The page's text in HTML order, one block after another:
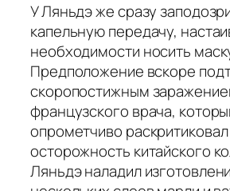
У Ляньдэ же сразу
капельную передачу,
необходимости носить
Предположение вскоре
скоропостижным
французского врача,
опрометчиво раскритиковал
осторожность китайского
Ляньдэ наладил